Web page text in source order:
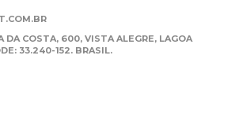
DA COSTA, 600, VISTA ALEGRE, LAGOA
33.240-152. BRASIL.